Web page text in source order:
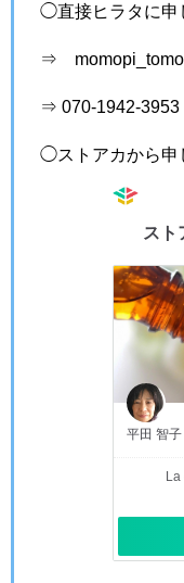
◯直接ヒラタに申
⇒
⇒ 070-1942-3953
◯ストアカから申
スト
平田 智子